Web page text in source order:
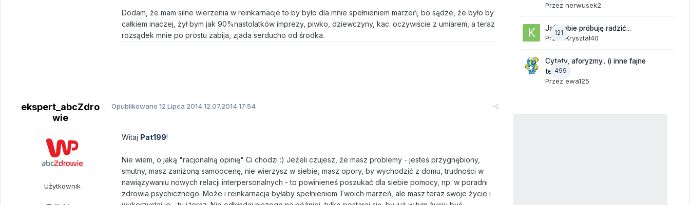
Dodam, że mam silne wierzenia w reinkarnacje to by było dla mnie spełnieniem marzeń, bo sądze, że było by
całkiem inaczej, żył bym jak 90%nastolatków imprezy, piwko, dziewczyny, kac. oczywiście z umiarem, a teraz
rozsądek mnie po prostu zabija, zjada serducho od środka.
ekspert_abcZdro
wie
Użytkownik
Opublikowano 12 Lipca 201412.07.2014 17:54
Witaj Pat199!
Nie wiem, o jaką "racjonalną opinię" Ci chodzi :) Jeżeli czujesz, że masz problemy - jesteś przygnębiony,
smutny, masz zaniżoną samoocenę, nie wierzysz w siebie, masz opory, by wychodzić z domu, trudności w
nawiązywaniu nowych relacji interpersonalnych - to powinieneś poszukać dla siebie pomocy, np. w poradni
zdrowia psychicznego. Może i reinkarnacja byłaby spełnieniem Twoich marzeń, ale masz teraz swoje życie i
Przez nerwusek2
121
Jak sobie próbuję radzić...
Przez Kryształ40
499
Cytaty, aforyzmy.. (i inne fajne
teksty)
Przez ewa125